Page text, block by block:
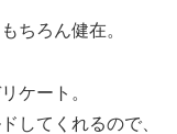
ちろん健在。
ケート。
してくれるので、